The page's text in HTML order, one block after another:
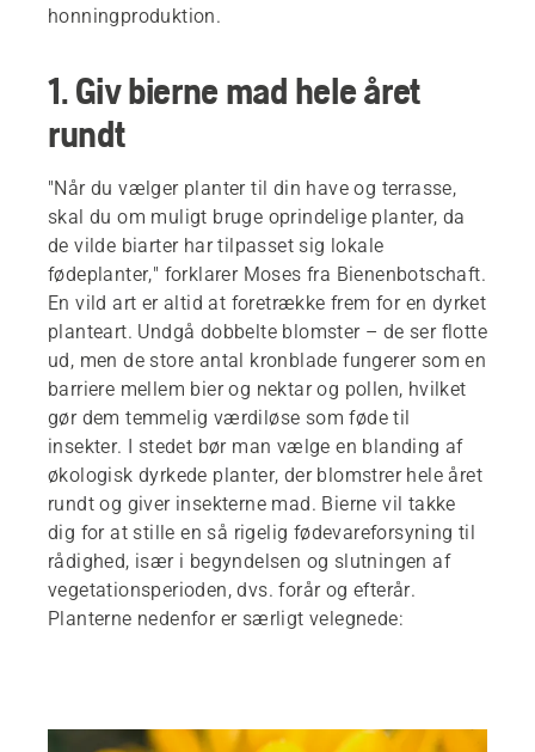
honningproduktion.
1. Giv bierne mad hele året
rundt
"Når du vælger planter til din have og terrasse,
skal du om muligt bruge oprindelige planter, da
de vilde biarter har tilpasset sig lokale
fødeplanter," forklarer Moses fra Bienenbotschaft.
En vild art er altid at foretrække frem for en dyrket
planteart. Undgå dobbelte blomster – de ser flotte
ud, men de store antal kronblade fungerer som en
barriere mellem bier og nektar og pollen, hvilket
gør dem temmelig værdiløse som føde til
insekter. I stedet bør man vælge en blanding af
økologisk dyrkede planter, der blomstrer hele året
rundt og giver insekterne mad. Bierne vil takke
dig for at stille en så rigelig fødevareforsyning til
rådighed, især i begyndelsen og slutningen af
vegetationsperioden, dvs. forår og efterår.
Planterne nedenfor er særligt velegnede: